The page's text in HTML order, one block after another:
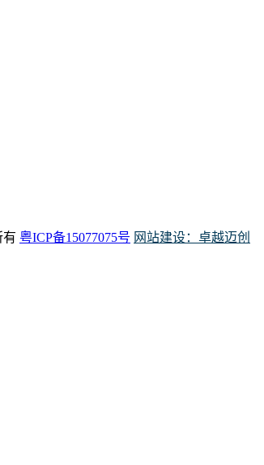
有 粤ICP备15077075号 网站建设：卓越迈创